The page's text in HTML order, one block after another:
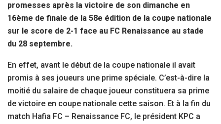
promesses après la victoire de son dimanche en
16ème de finale de la 58e édition de la coupe nationale
sur le score de 2-1 face au FC Renaissance au stade
du 28 septembre.
En effet, avant le début de la coupe nationale il avait
promis à ses joueurs une prime spéciale. C’est-à-dire la
moitié du salaire de chaque joueur constituera sa prime
de victoire en coupe nationale cette saison. Et à la fin du
match Hafia FC – Renaissance FC, le président KPC a